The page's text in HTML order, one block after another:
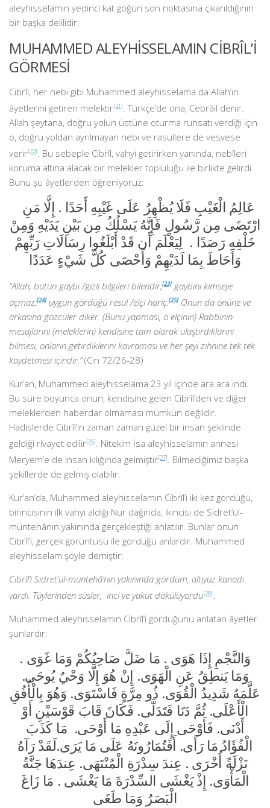
aleyhisselamın yedinci kat göğün son noktasına çıkarıldığının
bir başka delilidir.
MUHAMMED ALEYHİSSELAMIN CİBRÎL’İ
GÖRMESİ
Cibrîl, her nebi gibi Muhammed aleyhisselama da Allah’ın
âyetlerini getiren melektir[21]. Türkçe’de ona, Cebrâil denir.
Allah şeytana, doğru yolun üstüne oturma ruhsatı verdiği için
o, doğru yoldan ayrılmayan nebi ve rasullere de vesvese
verir[22]. Bu sebeple Cibrîl, vahyi getirirken yanında, nebîleri
koruma altına alacak bir melekler topluluğu ile birlikte gelirdi.
Bunu şu âyetlerden öğreniyoruz:
ارْتَضَى مِن رَّسُولٍ فَإِنَّهُ يَسْلُكُ مِن بَيْنِ يَدَيْهِ وَمِنْ
خَلْفِهِ رَصَدًا . لِيَعْلَمَ أَن قَدْ أَبْلَغُوا رِسَالَاتِ رَبِّهِمْ
وَأَحَاطَ بِمَا لَدَيْهِمْ وَأَحْصَى كُلَّ شَيْءٍ عَدَدًا
“Allah, bütün gaybı /gizli bilgileri bilendir,[23] gaybını kimseye
açmaz;[24] uygun gördüğü resul /elçi hariç.[25] Onun da önüne ve
arkasına gözcüler diker. (Bunu yapması, o elçinin) Rabbinin
mesajlarını (meleklerin) kendisine tam olarak ulaştırdıklarını
bilmesi, onların getirdiklerini kavraması ve her şeyi zihnine tek tek
kaydetmesi içindir.”(Cin 72/26-28)
Kur’an, Muhammed aleyhisselama 23 yıl içinde ara ara indi.
Bu süre boyunca onun, kendisine gelen Cibrîl’den ve diğer
meleklerden haberdar olmaması mümkün değildir.
Hadislerde Cibrîl’in zaman zaman güzel bir insan şeklinde
geldiği rivayet edilir[26]. Nitekim İsa aleyhisselamın annesi
Meryem’e de insan kılığında gelmiştir[27]. Bilmediğimiz başka
şekillerde de gelmiş olabilir.
Kur’an’da, Muhammed aleyhisselamın Cibrîl’i iki kez gördüğü,
birincisinin ilk vahyi aldığı Nur dağında, ikincisi de Sidret’ül-
müntehânın yakınında gerçekleştiği anlatılır. Bunlar onun
Cibrîl’i, gerçek görüntüsü ile gördüğü anlardır. Muhammed
aleyhisselam şöyle demiştir:
Cibrîl’i Sidret’ül-müntehâ’nın yakınında gördüm, altıyüz kanadı
vardı. Tüylerinden süsler, inci ve yakut dökülüyordu[28].
Muhammed aleyhisselamın Cibrîl’i gördüğünü anlatan âyetler
şunlardır:
وَالنَّجْمِ إِذَا هَوَى . مَا ضَلَّ صَاحِبُكُمْ وَمَا غَوَى .
وَمَا يَنطِقُ عَنِ الْهَوَى. إِنْ هُوَ إِلَّا وَحْيٌ يُوحَى.
عَلَّمَهُ شَدِيدُ الْقُوَى. ذُو مِرَّةٍ فَاسْتَوَى. وَهُوَ بِالْأُفُقِ
الْأَعْلَى. ثُمَّ دَنَا فَتَدَلَّى. فَكَانَ قَابَ قَوْسَيْنِ أَوْ
أَدْنَى. فَأَوْحَى إِلَى عَبْدِهِ مَا أَوْحَى. مَا كَذَبَ
الْفُؤَادُ مَا رَأَى. أَفَتُمَارُونَهُ عَلَى مَا يَرَى.لَقَدْ رَآهُ
نَزْلَةً أُخْرَى . عِندَ سِدْرَةِ الْمُنْتَهَى. عِندَهَا جَنَّةُ
الْمَأْوَى. إِذْ يَغْشَى السِّدْرَةَ مَا يَغْشَى . مَا زَاغَ
الْبَصَرُ وَمَا طَغَى